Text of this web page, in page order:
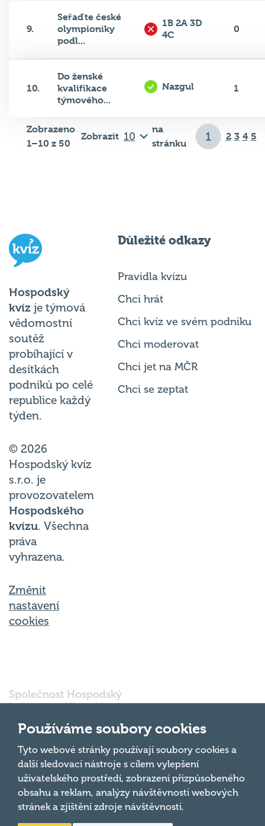
9.
Seřaďte české
olympioniky
podl...
1B 2A 3D
4C
0
10.
Do ženské
kvalifikace
týmového...
Nazgul 1
Zobrazeno
1–10 z 50
Zobrazit
na
stránku
2 3 4 5
Hospodský
kvíz je týmová
vědomostní
soutěž
probíhající v
desítkách
podniků po celé
republice každý
týden.
© 2026
Hospodský kvíz
s.r.o. je
provozovatelem
Hospodského
kvízu. Všechna
práva
vyhrazena.
Změnit
nastavení
cookies
Důležité odkazy
Pravidla kvízu
Chci hrát
Chci kvíz ve svém podniku
Chci moderovat
Chci jet na MČR
Chci se zeptat
Společnost Hospodský
kvíz s.r.o., sídlem Nové
602 00 Brno, IČ:
03980138, DIČ:
CZ03980138 je vedena
pod spisovou značkou
a oddílem 90428 C u
Krajského soudu v
Brně.
Nahoru
Používáme soubory cookies
Tyto webové stránky používají soubory cookies a
další sledovací nástroje s cílem vylepšení
uživatelského prostředí, zobrazení přizpůsobeného
obsahu a reklam, analýzy návštěvnosti webových
stránek a zjištění zdroje návštěvnosti.